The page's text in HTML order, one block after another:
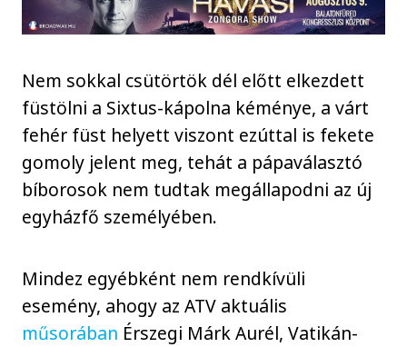
Nem sokkal csütörtök dél előtt elkezdett
füstölni a Sixtus-kápolna kéménye, a várt
fehér füst helyett viszont ezúttal is fekete
gomoly jelent meg, tehát a pápaválasztó
bíborosok nem tudtak megállapodni az új
egyházfő személyében.
Mindez egyébként nem rendkívüli
esemény, ahogy az ATV aktuális
műsorában Érszegi Márk Aurél, Vatikán-